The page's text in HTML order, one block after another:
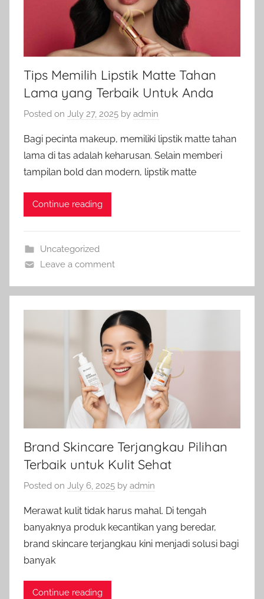
Tips Memilih Lipstik Matte Tahan
Lama yang Terbaik Untuk Anda
Posted on July 27, 2025 by admin
Bagi pecinta makeup, memiliki lipstik matte tahan
lama di tas adalah keharusan. Selain memberi
tampilan bold dan modern, lipstik matte
Continue reading
Uncategorized
Leave a comment
Brand Skincare Terjangkau Pilihan
Terbaik untuk Kulit Sehat
Posted on July 6, 2025 by admin
Merawat kulit tidak harus mahal. Di tengah
banyaknya produk kecantikan yang beredar,
brand skincare terjangkau kini menjadi solusi bagi
banyak
Continue reading